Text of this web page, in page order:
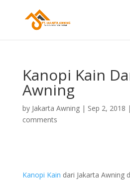
Kanopi Kain
Awning
by Jakarta Awning| Sep 2, 2018 |
comments
Kanopi Kain dari Jakarta Awning